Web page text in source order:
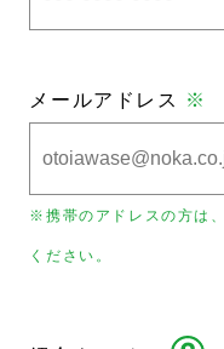
メールアドレス ※
※携帯のアドレスの方は
ください。